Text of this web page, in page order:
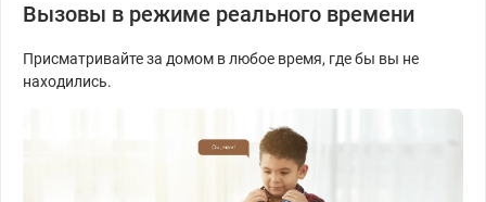
Вызовы в режиме реального времени
Присматривайте за домом в любое время, где бы вы не
находились.